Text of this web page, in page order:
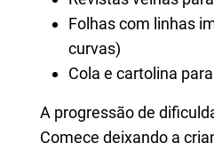
Folhas com linhas
curvas)
Cola e cartolina
A progressão de
Comece deixando a